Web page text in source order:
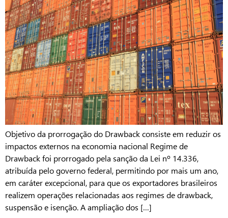
Objetivo da prorrogação do Drawback consiste em reduzir os
impactos externos na economia nacional Regime de
Drawback foi prorrogado pela sanção da Lei nº 14.336,
atribuída pelo governo federal, permitindo por mais um ano,
em caráter excepcional, para que os exportadores brasileiros
realizem operações relacionadas aos regimes de drawback,
suspensão e isenção. A ampliação dos […]